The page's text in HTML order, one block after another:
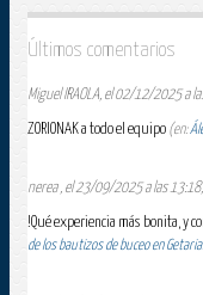
Últimos comentarios
Miguel IRAOLA, el 02/12/2025 a
ZORIONAK a todo el equipo (en:
nerea , el 23/09/2025 a las
!Qué experiencia más bonita, y
de los bautizos de buceo en